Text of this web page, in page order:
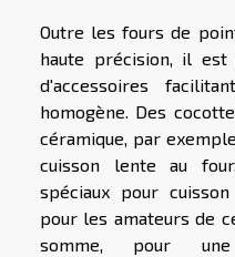
Outre les fours de
haute précision, il est
d'accessoires
homogène. Des
céramique, par
cuisson lente au
spéciaux pour
pour les amateurs de
somme, pour une